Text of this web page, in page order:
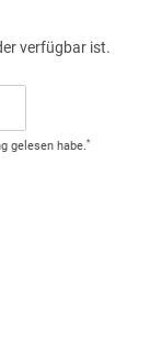
verfügbar ist.
gelesen habe.*